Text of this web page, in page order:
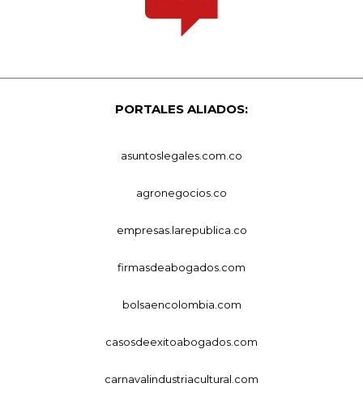
PORTALES ALIADOS:
asuntoslegales.com.co
agronegocios.co
empresas.larepublica.co
firmasdeabogados.com
bolsaencolombia.com
casosdeexitoabogados.com
carnavalindustriacultural.com